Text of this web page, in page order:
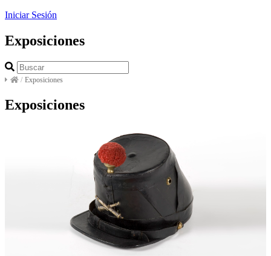
Iniciar Sesión
Exposiciones
/ Exposiciones
Exposiciones